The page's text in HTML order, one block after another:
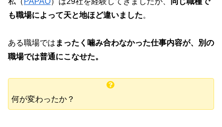
も職場によって天と地ほど違いました。
ある職場では まったく噛み合わなかった仕事内容が、別の
職場では普通にこなせた。
何が変わったか？